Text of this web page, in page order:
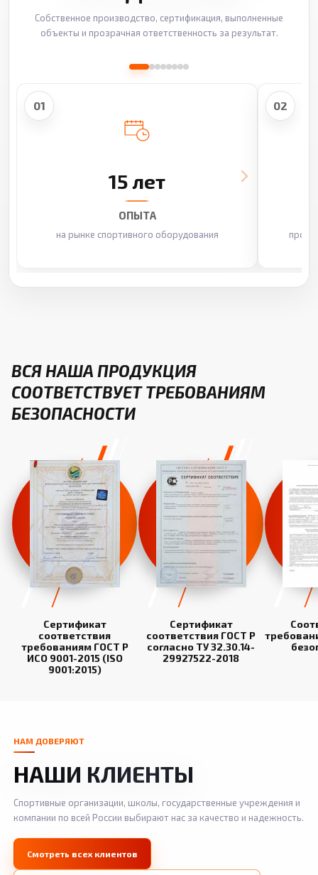
Собственное производство, сертификация, выполненные
объекты и прозрачная ответственность за результат.
01
15 лет
ОПЫТА
на рынке спортивного оборудования
02
ВСЯ НАША ПРОДУКЦИЯ
СООТВЕТСТВУЕТ ТРЕБОВАНИЯМ
БЕЗОПАСНОСТИ
Сертификат
соответствия
требованиям ГОСТ Р
ИСО 9001-2015 (ISO
9001:2015)
Сертификат
соответствия ГОСТ Р
согласно ТУ 32.30.14-
29927522-2018
НАМ ДОВЕРЯЮТ
НАШИ КЛИЕНТЫ
Спортивные организации, школы, государственные учреждения и
компании по всей России выбирают нас за качество и надежность.
Смотреть всех клиентов